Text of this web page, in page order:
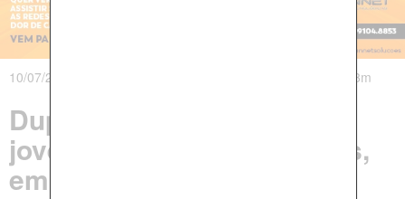
10/07/2025 às 07h46m - Atualizado em 10/07/2025 às 13h13m
Dupla invade casa e mata
jovem com mais de 20 tiros,
em João Pessoa